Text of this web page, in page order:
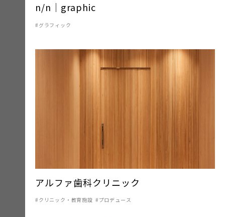
n/n｜graphic
グラフィック
アルファ歯科クリニック
クリニック・教育施設 プロデュース